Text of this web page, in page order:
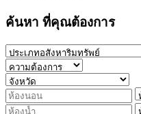
ค้นหา ที่คุณต้องการ